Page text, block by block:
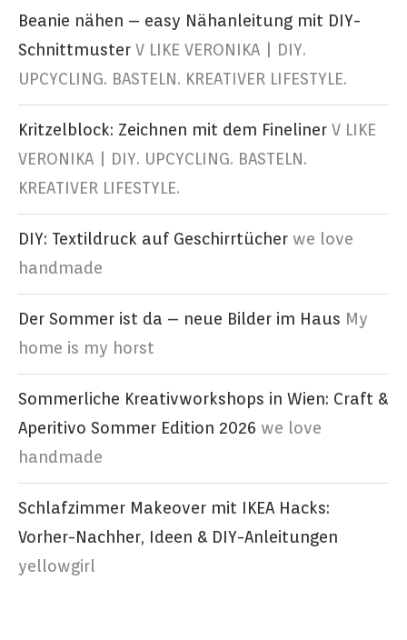
Beanie nähen – easy Nähanleitung mit DIY-
Schnittmuster V LIKE VERONIKA | DIY.
UPCYCLING. BASTELN. KREATIVER LIFESTYLE.
Kritzelblock: Zeichnen mit dem Fineliner V LIKE
VERONIKA | DIY. UPCYCLING. BASTELN.
KREATIVER LIFESTYLE.
DIY: Textildruck auf Geschirrtücher we love
handmade
Der Sommer ist da – neue Bilder im Haus My
home is my horst
Sommerliche Kreativworkshops in Wien: Craft &
Aperitivo Sommer Edition 2026 we love
handmade
Schlafzimmer Makeover mit IKEA Hacks:
Vorher-Nachher, Ideen & DIY-Anleitungen
yellowgirl